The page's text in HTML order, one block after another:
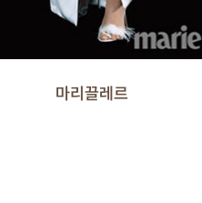
마리끌레르